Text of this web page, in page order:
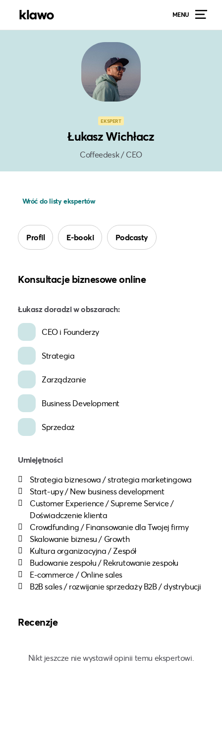
MENU
EKSPERT
Łukasz Wichłacz
Coffeedesk / CEO
Wróć do listy ekspertów
Profil E-booki Podcasty
Konsultacje biznesowe online
Łukasz doradzi w obszarach:
CEO i Founderzy
Strategia
Zarządzanie
Business Development
Sprzedaż
Umiejętności
Strategia biznesowa / strategia marketingowa
Start-upy / New business development
Customer Experience / Supreme Service /
Doświadczenie klienta
Crowdfunding / Finansowanie dla Twojej firmy
Skalowanie biznesu / Growth
Kultura organizacyjna / Zespół
Budowanie zespołu / Rekrutowanie zespołu
E-commerce / Online sales
B2B sales / rozwijanie sprzedaży B2B / dystrybucji
Recenzje
Nikt jeszcze nie wystawił opinii temu ekspertowi.